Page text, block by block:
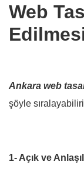
Web
Ankara web
şöyle
1- Açık ve